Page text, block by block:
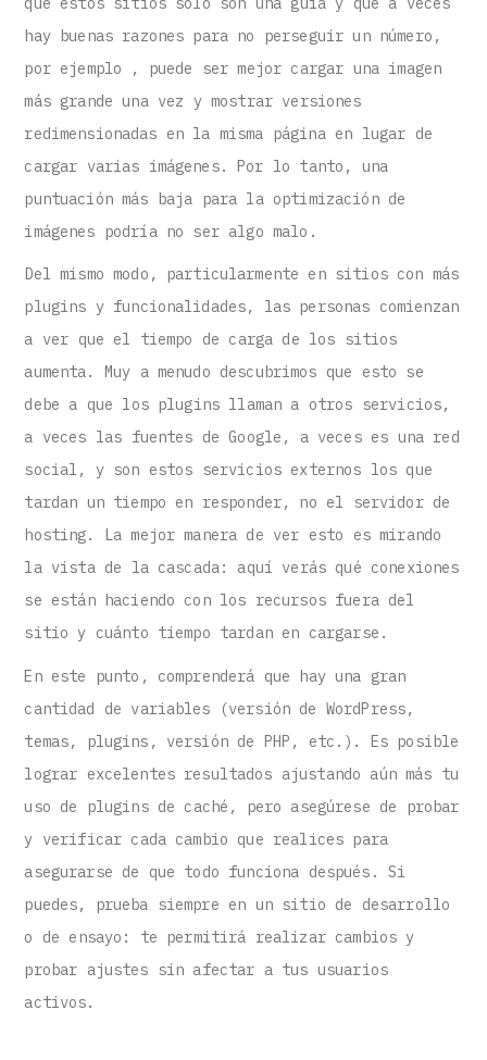
hay buenas razones para no perseguir un número,
por ejemplo , puede ser mejor cargar una imagen
más grande una vez y mostrar versiones
redimensionadas en la misma página en lugar de
cargar varias imágenes. Por lo tanto, una
puntuación más baja para la optimización de
imágenes podría no ser algo malo.
Del mismo modo, particularmente en sitios con más
plugins y funcionalidades, las personas comienzan
a ver que el tiempo de carga de los sitios
aumenta. Muy a menudo descubrimos que esto se
debe a que los plugins llaman a otros servicios,
a veces las fuentes de Google, a veces es una red
social, y son estos servicios externos los que
tardan un tiempo en responder, no el servidor de
hosting. La mejor manera de ver esto es mirando
la vista de la cascada: aquí verás qué conexiones
se están haciendo con los recursos fuera del
sitio y cuánto tiempo tardan en cargarse.
En este punto, comprenderá que hay una gran
cantidad de variables (versión de WordPress,
temas, plugins, versión de PHP, etc.). Es posible
lograr excelentes resultados ajustando aún más tu
uso de plugins de caché, pero asegúrese de probar
y verificar cada cambio que realices para
asegurarse de que todo funciona después. Si
puedes, prueba siempre en un sitio de desarrollo
o de ensayo: te permitirá realizar cambios y
probar ajustes sin afectar a tus usuarios
activos.